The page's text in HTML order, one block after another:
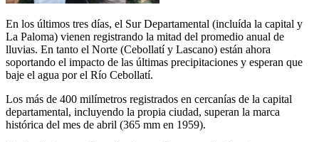
En los últimos tres días, el Sur Departamental (incluída la capital y
La Paloma) vienen registrando la mitad del promedio anual de
lluvias. En tanto el Norte (Cebollatí y Lascano) están ahora
soportando el impacto de las últimas precipitaciones y esperan que
baje el agua por el Río Cebollatí.
Los más de 400 milímetros registrados en cercanías de la capital
departamental, incluyendo la propia ciudad, superan la marca
histórica del mes de abril (365 mm en 1959).